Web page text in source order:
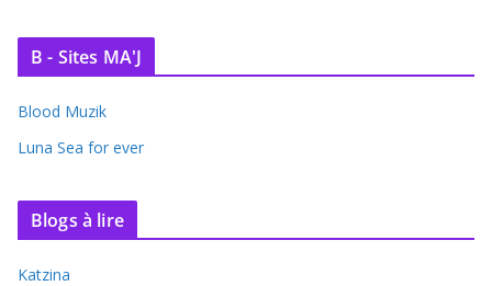
B - Sites MA'J
Blood Muzik
Luna Sea for ever
Blogs à lire
Katzina